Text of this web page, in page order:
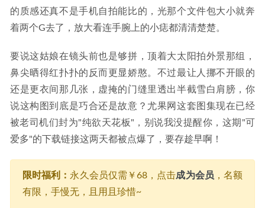
的质感还真不是手机自拍能比的，光那个文件包大小就奔
着两个G去了，放大看连手腕上的小痣都清清楚楚。
要说这姑娘在镜头前也是够拼，顶着大太阳拍外景那组，
鼻尖晒得红扑扑的反而更显娇憨。不过最让人挪不开眼的
还是更衣间那几张，虚掩的门缝里透出半截雪白肩膀，你
说这构图到底是巧合还是故意？尤果网这套图集现在已经
被老司机们封为"纯欲天花板"，别说我没提醒你，这期"可
爱多"的下载链接这两天都被点爆了，要存趁早啊！
限时福利： 永久会员仅需￥68，点击成为会员 ，名额
有限，手慢无，且用且珍惜~